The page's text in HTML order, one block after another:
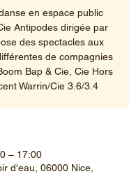
en espace public
Antipodes dirigée par
des spectacles aux
de compagnies
Bap & Cie, Cie Hors
Warrin/Cie 3.6/3.4
– 17:00
d'eau, 06000 Nice,